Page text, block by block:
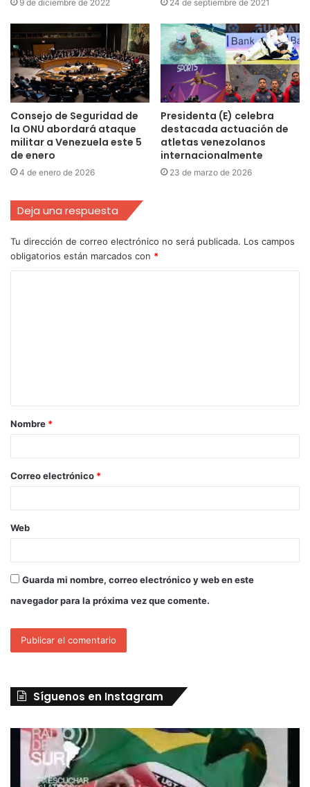
9 de diciembre de 2022 24 de septiembre de 2021
Consejo de Seguridad de
la ONU abordará ataque
militar a Venezuela este 5
de enero
4 de enero de 2026
Presidenta (E) celebra
destacada actuación de
atletas venezolanos
internacionalmente
23 de marzo de 2026
Deja una respuesta
Tu dirección de correo electrónico no será publicada. Los campos
obligatorios están marcados con *
Nombre *
Correo electrónico *
Web
Guarda mi nombre, correo electrónico y web en este
navegador para la próxima vez que comente.
Síguenos en Instagram